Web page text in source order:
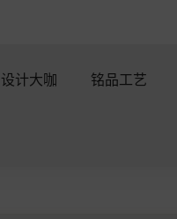
设计大咖 铭品工艺